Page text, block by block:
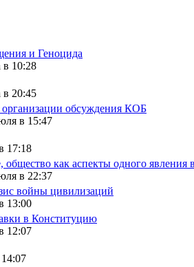
и Геноцида
в 10:28
в 20:45
обсуждения КОБ
в 15:47
17:18
как аспекты одного явления
в 22:37
войны цивилизаций
13:00
в Конституцию
12:07